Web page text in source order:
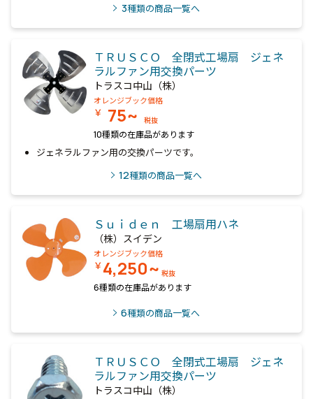
3種類の商品一覧へ
ＴＲＵＳＣＯ 全閉式工場扇 ジェネ
ラルファン用交換パーツ
トラスコ中山（株）
オレンジブック価格
￥ 75~ 税抜
10種類の在庫品があります
ジェネラルファン用の交換パーツです。
12種類の商品一覧へ
Ｓｕｉｄｅｎ 工場扇用ハネ
（株）スイデン
オレンジブック価格
￥4,250~ 税抜
6種類の在庫品があります
6種類の商品一覧へ
ＴＲＵＳＣＯ 全閉式工場扇 ジェネ
ラルファン用交換パーツ
トラスコ中山（株）